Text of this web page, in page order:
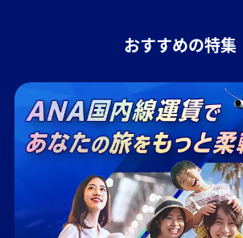
おすすめの特集